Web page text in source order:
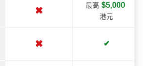
✖
最高 $5,000
港元
✖ ✔